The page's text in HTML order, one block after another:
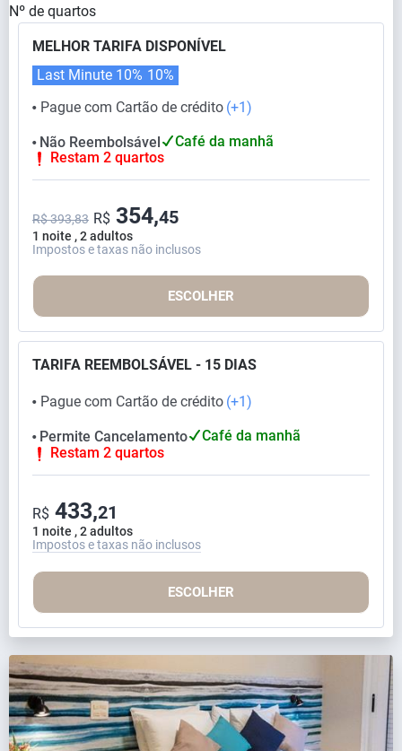
Nº de quartos
MELHOR TARIFA DISPONÍVEL
⬤ Pague com Cartão de crédito (+1)
Last Minute 10% 10%
⬤ Não Reembolsável
Café da manhã
Restam 2 quartos
1 noite , 2 adultos
R$ 393,83 R$ 354,45
Impostos e taxas não inclusos
ESCOLHER
TARIFA REEMBOLSÁVEL - 15 DIAS
⬤ Pague com Cartão de crédito (+1)
⬤ Permite Cancelamento
Café da manhã
Restam 2 quartos
1 noite , 2 adultos
R$ 433,21
Impostos e taxas não inclusos
ESCOLHER